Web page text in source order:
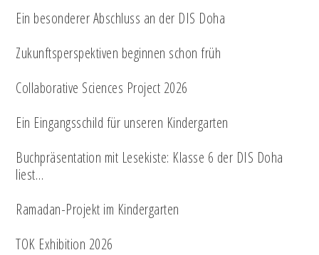
Ein besonderer Abschluss an der DIS Doha
Zukunftsperspektiven beginnen schon früh
Collaborative Sciences Project 2026
Ein Eingangsschild für unseren Kindergarten
Buchpräsentation mit Lesekiste: Klasse 6 der DIS Doha
liest…
Ramadan-Projekt im Kindergarten
TOK Exhibition 2026